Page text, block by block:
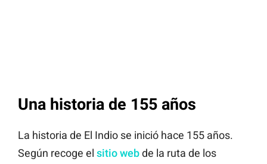
Una historia de 155 años
La historia de El Indio se inició hace 155 años.
Según recoge el sitio webde la ruta de los